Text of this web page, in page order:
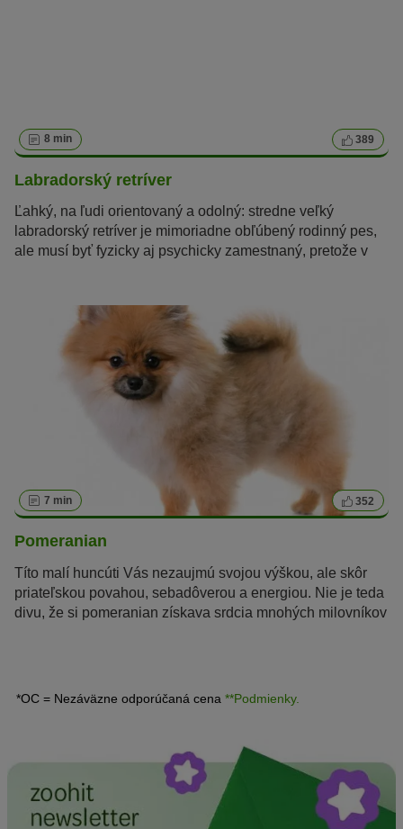
8 min 389
Labradorský retríver
Ľahký, na ľudi orientovaný a odolný: stredne veľký
labradorský retríver je mimoriadne obľúbený rodinný pes,
ale musí byť fyzicky aj psychicky zamestnaný, pretože v
7 min 352
Pomeranian
Títo malí huncúti Vás nezaujmú svojou výškou, ale skôr
priateľskou povahou, sebadôverou a energiou. Nie je teda
divu, že si pomeranian získava srdcia mnohých milovníkov
*OC = Nezáväzne odporúčaná cena **Podmienky.